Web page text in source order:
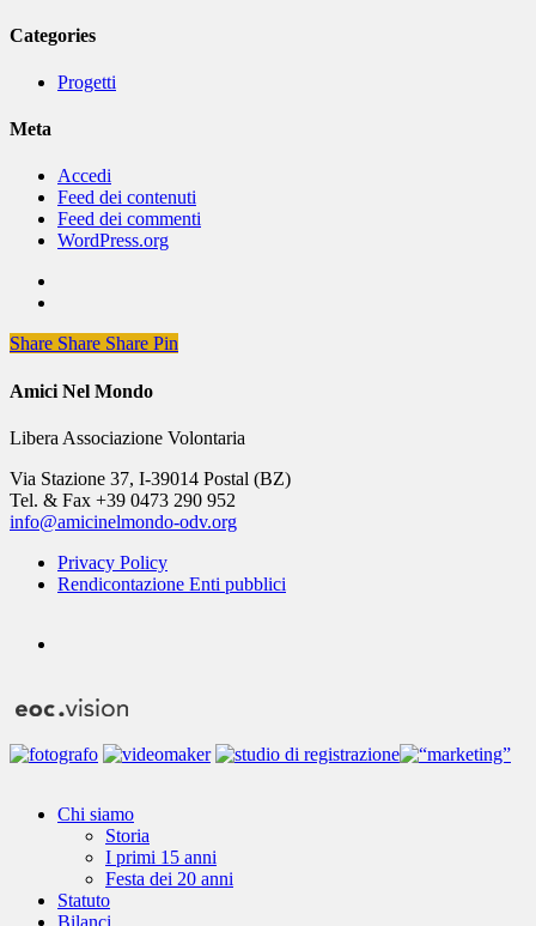
Categories
Progetti
Meta
Accedi
Feed dei contenuti
Feed dei commenti
WordPress.org
Share
Share Share Share Pin
Amici Nel Mondo
Libera Associazione Volontaria
Via Stazione 37, I-39014 Postal (BZ)
Tel. & Fax +39 0473 290 952
info@amicinelmondo-odv.org
Privacy Policy
Rendicontazione Enti pubblici
Close
Chi siamo
Storia
I primi 15 anni
Festa dei 20 anni
Statuto
Bilanci